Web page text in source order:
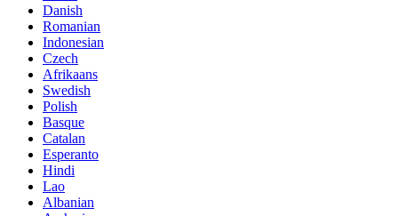
Danish
Romanian
Indonesian
Czech
Afrikaans
Swedish
Polish
Basque
Catalan
Esperanto
Hindi
Lao
Albanian